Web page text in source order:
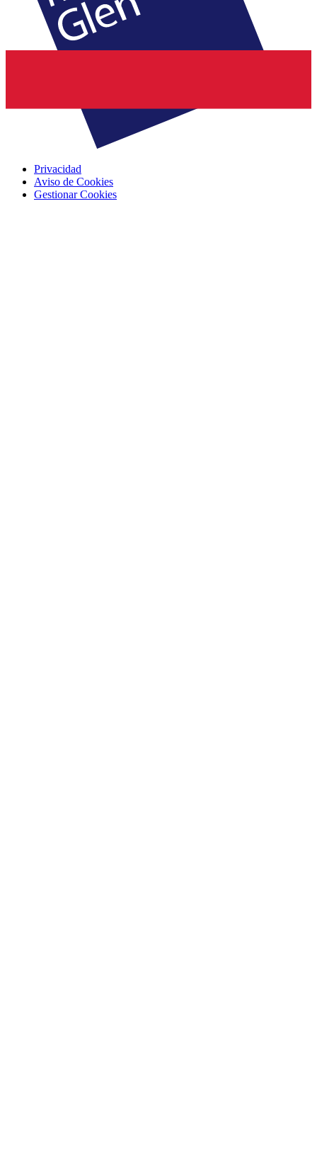
Privacidad
Aviso de Cookies
Gestionar Cookies